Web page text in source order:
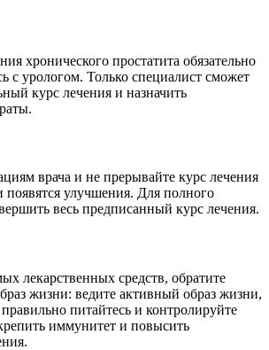
хронического простатита обязательно
с урологом. Только специалист сможет
курс лечения и назначить
врача и не прерывайте курс лечения
появятся улучшения. Для полного
весь предписанный курс лечения.
лекарственных средств, обратите
жизни: ведите активный образ жизни,
правильно питайтесь и контролируйте
иммунитет и повысить